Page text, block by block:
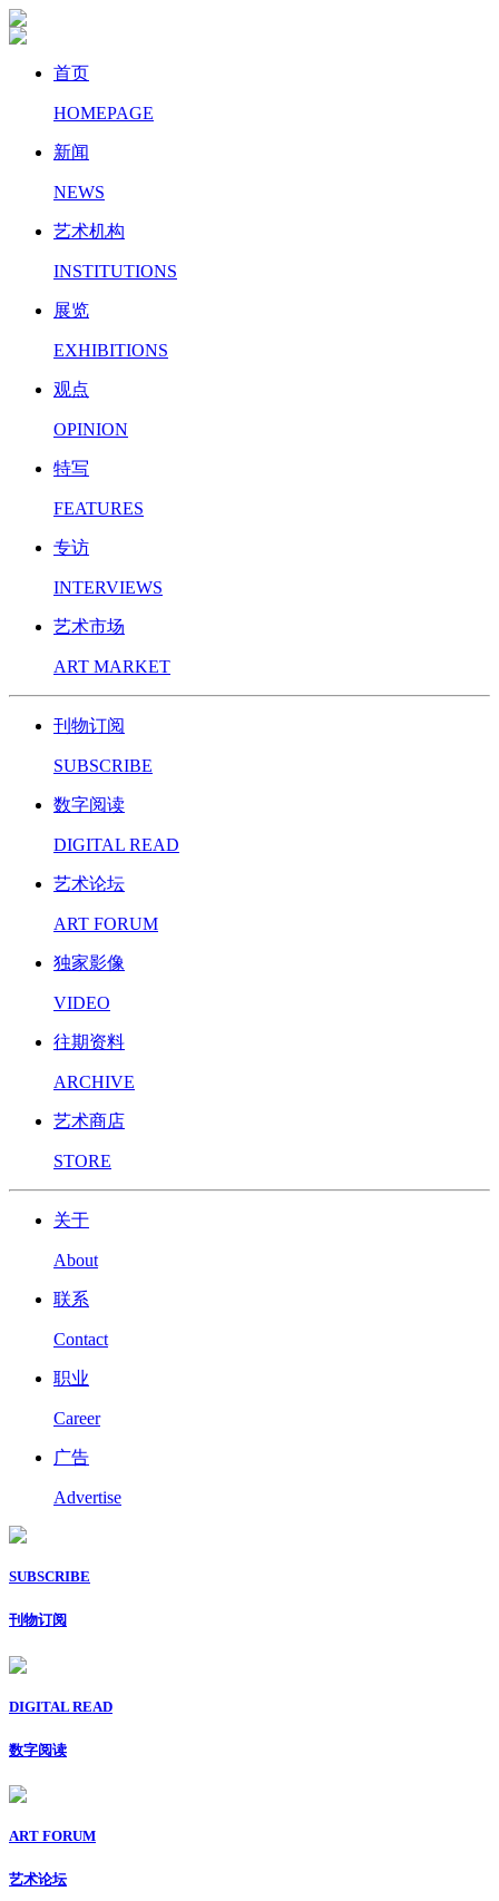
首页
HOMEPAGE
新闻
NEWS
艺术机构
INSTITUTIONS
展览
EXHIBITIONS
观点
OPINION
特写
FEATURES
专访
INTERVIEWS
艺术市场
ART MARKET
刊物订阅
SUBSCRIBE
数字阅读
DIGITAL READ
艺术论坛
ART FORUM
独家影像
VIDEO
往期资料
ARCHIVE
艺术商店
STORE
关于
About
联系
Contact
职业
Career
广告
Advertise
SUBSCRIBE
刊物订阅
DIGITAL READ
数字阅读
ART FORUM
艺术论坛